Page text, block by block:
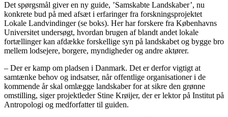
Det spørgsmål giver en ny guide, ’Samskabte Landskaber’, nu
konkrete bud på med afsæt i erfaringer fra forskningsprojektet
Lokale Landvindinger (se boks). Her har forskere fra Københavns
Universitet undersøgt, hvordan brugen af blandt andet lokale
fortællinger kan afdække forskellige syn på landskabet og bygge bro
mellem lodsejere, borgere, myndigheder og andre aktører.
– Der er kamp om pladsen i Danmark. Det er derfor vigtigt at
samtænke behov og indsatser, når offentlige organisationer i de
kommende år skal omlægge landskaber for at sikre den grønne
omstilling, siger projektleder Stine Krøijer, der er lektor på Institut på
Antropologi og medforfatter til guiden.